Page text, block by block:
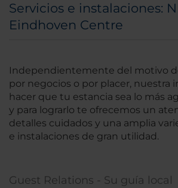
Servicios e instalaciones:
Eindhoven Centre
Independientemente del motivo
por negocios o por placer, nuestra
hacer que tu estancia sea lo más
y para lograrlo te ofrecemos un
detalles cuidados y una amplia
e instalaciones de gran utilidad.
Guest Relations - Su guía local